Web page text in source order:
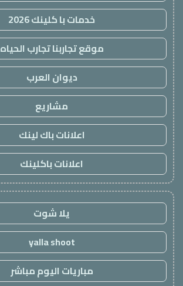
خدمات با كلينك 2026
موقع تجاربنا تجارب الحياه
ديوان العرب
مشاريع
اعلانات باك لينك
اعلانات باكلينك
يلا شوت
yalla shoot
مباريات اليوم مباشر